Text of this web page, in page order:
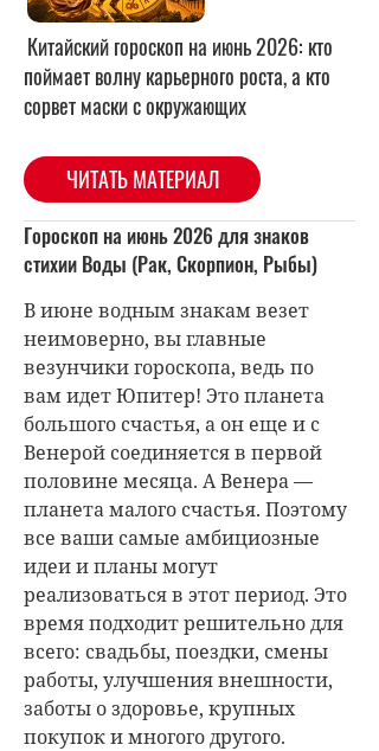
Китайский гороскоп на июнь 2026: кто
поймает волну карьерного роста, а кто
сорвет маски с окружающих
ЧИТАТЬ МАТЕРИАЛ
Гороскоп на июнь 2026 для знаков
стихии Воды (Рак, Скорпион, Рыбы)
В июне водным знакам везет
неимоверно, вы главные
везунчики гороскопа, ведь по
вам идет Юпитер! Это планета
большого счастья, а он еще и с
Венерой соединяется в первой
половине месяца. А Венера —
планета малого счастья. Поэтому
все ваши самые амбициозные
идеи и планы могут
реализоваться в этот период. Это
время подходит решительно для
всего: свадьбы, поездки, смены
работы, улучшения внешности,
заботы о здоровье, крупных
покупок и многого другого.